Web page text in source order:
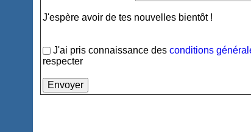
J'espère avoir de tes nouvelles bientôt !
J'ai pris connaissance desconditions
respecter